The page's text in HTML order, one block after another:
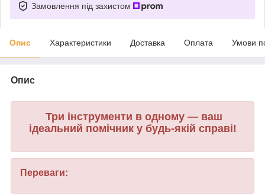
Замовлення під захистом
Опис Характеристики Доставка Оплата Умови
Опис
Три інструменти в одному — ваш
ідеальний помічник у будь-якій справі!
Переваги: